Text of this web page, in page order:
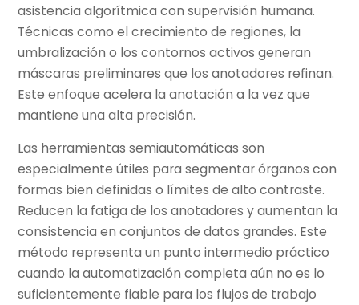
asistencia algorítmica con supervisión humana.
Técnicas como el crecimiento de regiones, la
umbralización o los contornos activos generan
máscaras preliminares que los anotadores refinan.
Este enfoque acelera la anotación a la vez que
mantiene una alta precisión.
Las herramientas semiautomáticas son
especialmente útiles para segmentar órganos con
formas bien definidas o límites de alto contraste.
Reducen la fatiga de los anotadores y aumentan la
consistencia en conjuntos de datos grandes. Este
método representa un punto intermedio práctico
cuando la automatización completa aún no es lo
suficientemente fiable para los flujos de trabajo